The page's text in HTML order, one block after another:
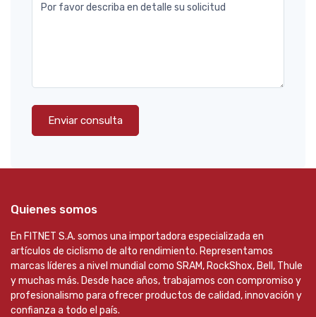
Por favor describa en detalle su solicitud
Enviar consulta
Quienes somos
En FITNET S.A. somos una importadora especializada en
artículos de ciclismo de alto rendimiento. Representamos
marcas líderes a nivel mundial como SRAM, RockShox, Bell, Thule
y muchas más. Desde hace años, trabajamos con compromiso y
profesionalismo para ofrecer productos de calidad, innovación y
confianza a todo el país.